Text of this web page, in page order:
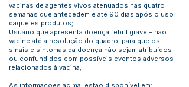
vacinas de agentes vivos atenuados nas quatro
semanas que antecedem e até 90 dias após o uso
daqueles produtos;
Usuário que apresenta doença febril grave – não
vacine até a resolução do quadro, para que os
sinais e sintomas da doença não sejam atribuídos
ou confundidos com possíveis eventos adversos
relacionados à vacina;
As informações acima, estão disponível em: